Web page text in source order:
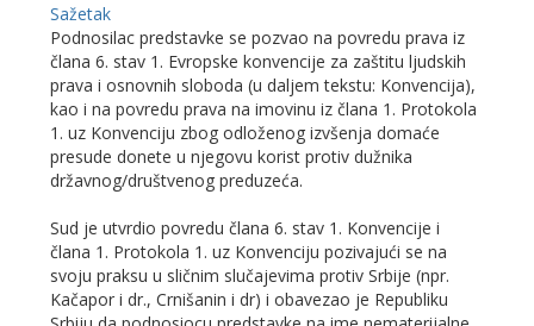
Sažetak
Podnosilac predstavke se pozvao na povredu prava iz
člana 6. stav 1. Evropske konvencije za zaštitu ljudskih
prava i osnovnih sloboda (u daljem tekstu: Konvencija),
kao i na povredu prava na imovinu iz člana 1. Protokola
1. uz Konvenciju zbog odloženog izvšenja domaće
presude donete u njegovu korist protiv dužnika
državnog/društvenog preduzeća.
Sud je utvrdio povredu člana 6. stav 1. Konvencije i
člana 1. Protokola 1. uz Konvenciju pozivajući se na
svoju praksu u sličnim slučajevima protiv Srbije (npr.
Kačapor i dr., Crnišanin i dr) i obavezao je Republiku